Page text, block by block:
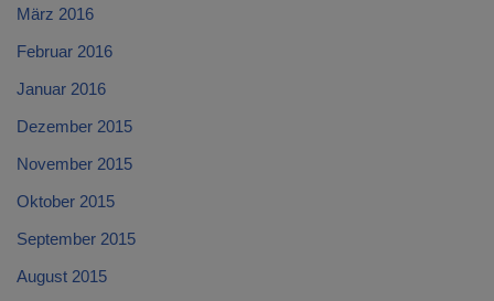
März 2016
Februar 2016
Januar 2016
Dezember 2015
November 2015
Oktober 2015
September 2015
August 2015